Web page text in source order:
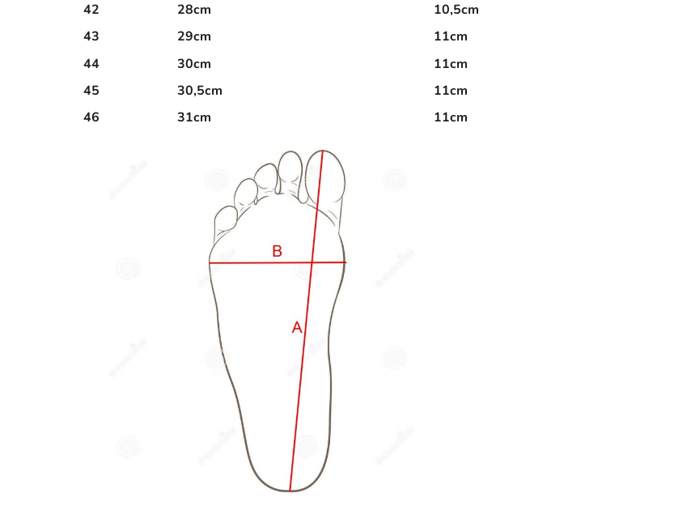
42
28cm
10,5cm
43
29cm
11cm
44
30cm
11cm
45
30,5cm
11cm
46
31cm 11cm